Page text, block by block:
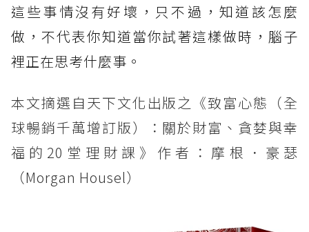
這些事情沒有好壞，只不過，知道該怎麼
做，不代表你知道當你試著這樣做時，腦子
裡正在思考什麼事。
本文摘選自天下文化出版之《致富心態（全
球暢銷千萬增訂版）：關於財富、貪婪與幸
福的20堂理財課》作者：摩根．豪瑟
（Morgan Housel）